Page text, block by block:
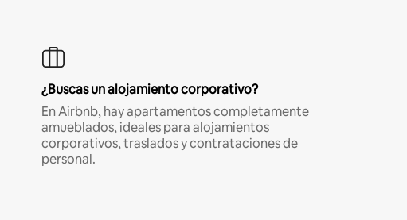
¿Buscas un alojamiento corporativo?
En Airbnb, hay apartamentos completamente
amueblados, ideales para alojamientos
corporativos, traslados y contrataciones de
personal.